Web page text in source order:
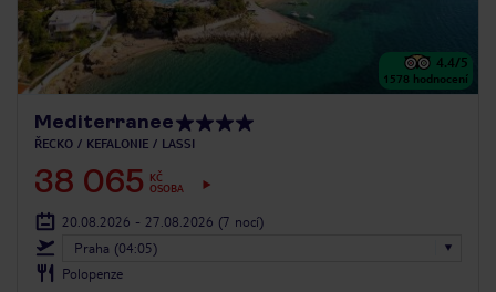
4.4/5
1578 hodnocení
Mediterranee
ŘECKO KEFALONIE LASSI
38 065
KČ
OSOBA
20.08.2026 - 27.08.2026 (7 nocí)
Praha (04:05)
Polopenze